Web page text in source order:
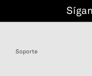
Soporte